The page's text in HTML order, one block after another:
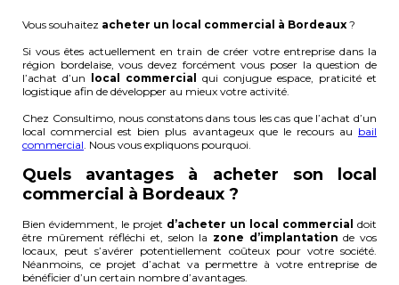
Vous souhaitez acheter un local commercial à Bordeaux ?
Si vous êtes actuellement en train de créer votre entreprise dans la
région bordelaise, vous devez forcément vous poser la question de
l’achat d’un local commercial qui conjugue espace, praticité et
logistique afin de développer au mieux votre activité.
Chez Consultimo, nous constatons dans tous les cas que l’achat d’un
local commercial est bien plus avantageux que le recours au bail
commercial . Nous vous expliquons pourquoi.
Quels avantages à acheter son local
commercial à Bordeaux ?
Bien évidemment, le projet d’acheter un local commercial doit
être mûrement réfléchi et, selon la zone d’implantation de vos
locaux, peut s’avérer potentiellement coûteux pour votre société.
Néanmoins, ce projet d’achat va permettre à votre entreprise de
bénéficier d’un certain nombre d’avantages.